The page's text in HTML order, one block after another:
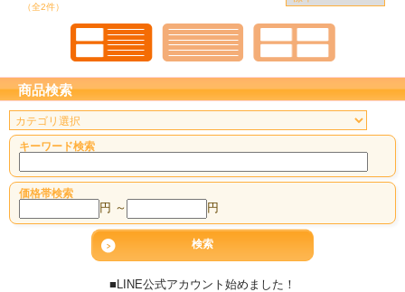
（全2件）
商品検索
キーワード検索
価格帯検索
円 ～ 円
■LINE公式アカウント始めました！